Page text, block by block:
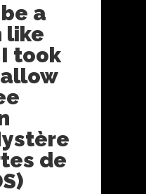
a
like
took
de